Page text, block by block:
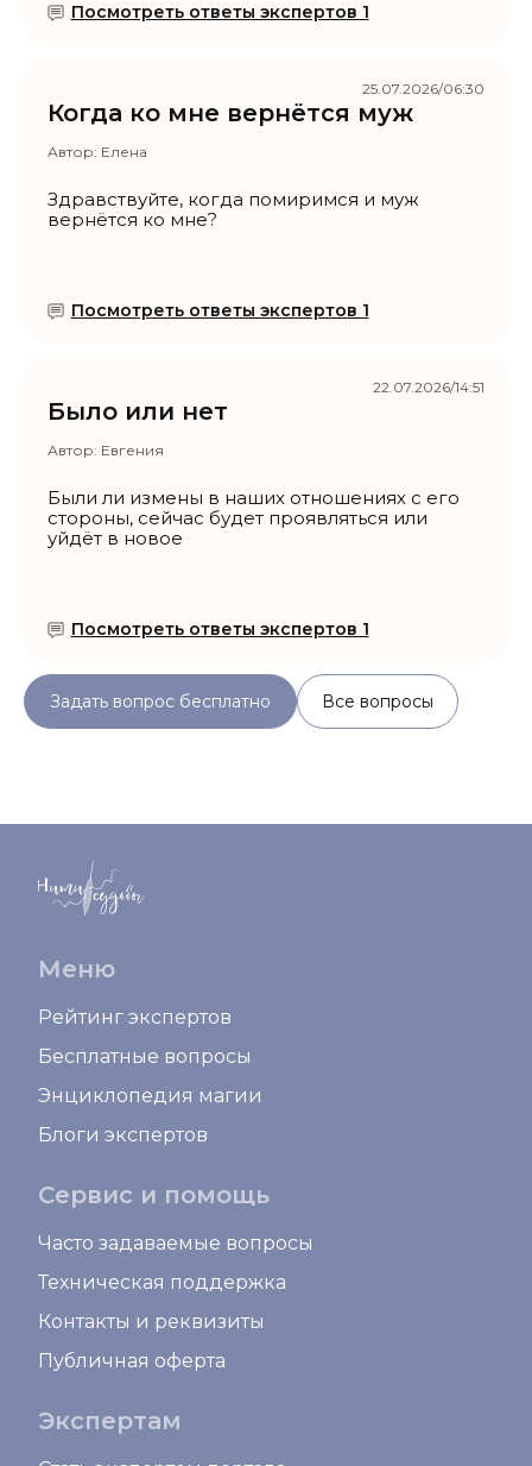
Посмотреть ответы экспертов 1
Когда ко мне вернётся муж
Автор: Елена
Здравствуйте, когда помиримся и муж
вернётся ко мне?
Посмотреть ответы экспертов 1
25.07.2026/06:30
Было или нет
Автор: Евгения
Были ли измены в наших отношениях с его
стороны, сейчас будет проявляться или
уйдёт в новое
Посмотреть ответы экспертов 1
22.07.2026/14:51
Задать вопрос бесплатно Все вопросы
Меню
Рейтинг экспертов
Бесплатные вопросы
Энциклопедия магии
Блоги экспертов
Сервис и помощь
Часто задаваемые вопросы
Техническая поддержка
Контакты и реквизиты
Публичная оферта
Экспертам